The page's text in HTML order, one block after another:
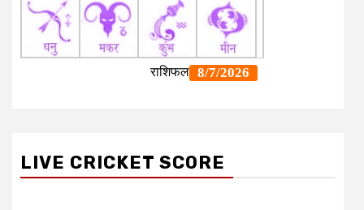
LIVE CRICKET SCORE